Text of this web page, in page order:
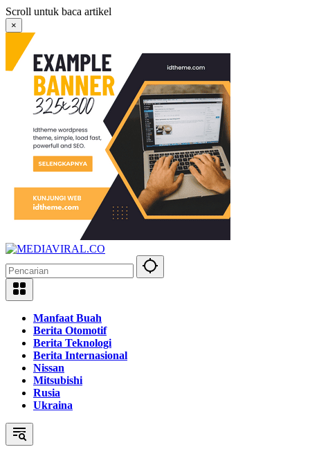
Langsung
ke
konten
Scroll untuk baca artikel
×
Manfaat Buah
Berita Otomotif
Berita Teknologi
Berita Internasional
Nissan
Mitsubishi
Rusia
Ukraina